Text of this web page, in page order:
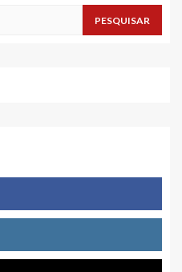
PESQUISAR